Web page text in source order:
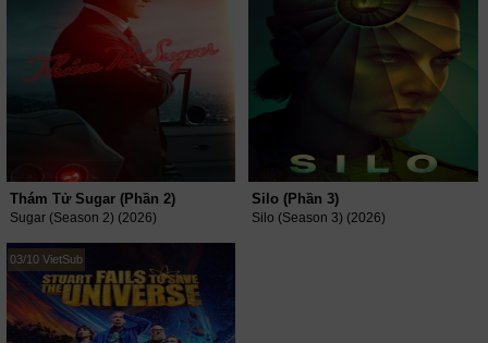
Thám Tử Sugar (Phần 2)
Sugar (Season 2) (2026)
Silo (Phần 3)
Silo (Season 3) (2026)
03/10 VietSub